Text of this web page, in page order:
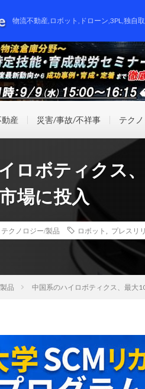
物流不動産,ロボット,ドローン,3PL,独自
産 災害/事故/不祥事 テク
ロボティクス
場に投入
テクノロジー/製品 ロボット プレスリ
品 中国系のハイロボティクス、最大